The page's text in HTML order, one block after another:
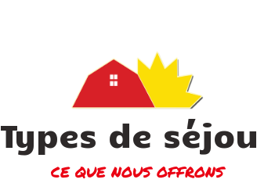
Types de
CE QUE NOUS OFFRONS